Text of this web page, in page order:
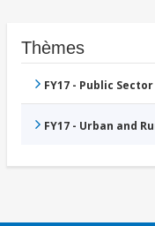
Thèmes
FY17 - Public
FY17 - Urban and